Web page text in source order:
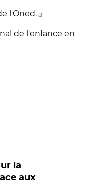
l'Oned.
de l'enfance en
la
aux